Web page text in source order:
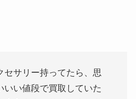
セサリー持ってたら、思
いい値段で買取していた